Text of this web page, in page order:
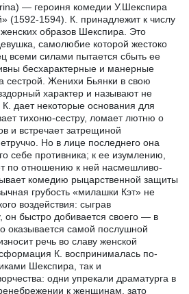
— героиня комедии У.Шекспира
(1592-1594). К. принадлежит к числу
образов Шекспира. Это
самолюбие которой жестоко
всеми силами пытается сбыть ее
бесхарактерные и манерные
Женихи Бьянки в свою
характер и называют не
К. дает некоторые основания для
тихоню-сестру, ломает лютню о
и встречает затрещиной
Но в лице последнего она
себе противника; к ее изумлению,
по отношению к ней насмешливо-
комедию рыцарственной защиты
грубость «милашки Кэт» не
воздействия: сыграв
он быстро добивается своего — в
оказывается самой послушной
речь во славу женской
К. воспринималась по-
Шекспира, так и
одни упрекали драматурга в
к женщинам, зато